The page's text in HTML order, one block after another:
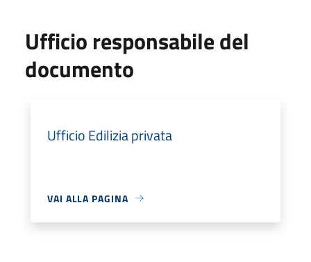
Ufficio responsabile del
documento
Ufficio Edilizia privata
VAI ALLA PAGINA